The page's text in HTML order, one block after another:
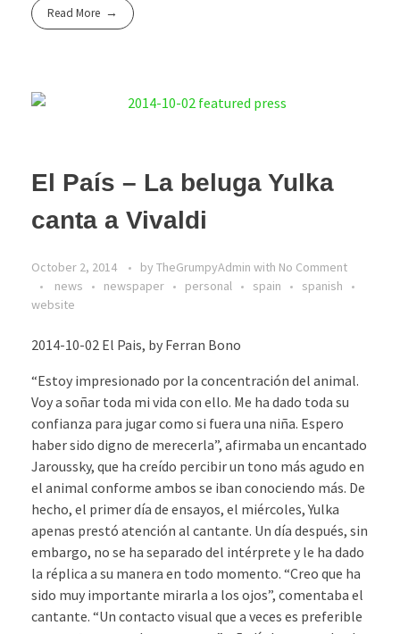
Read More
El País – La beluga Yulka
canta a Vivaldi
October 2, 2014 by TheGrumpyAdmin with No Comment
news
newspaper personal spain
spanish
website
2014-10-02 El Pais, by Ferran Bono
“Estoy impresionado por la concentración del animal.
Voy a soñar toda mi vida con ello. Me ha dado toda su
confianza para jugar como si fuera una niña. Espero
haber sido digno de merecerla”, afirmaba un encantado
Jaroussky, que ha creído percibir un tono más agudo en
el animal conforme ambos se iban conociendo más. De
hecho, el primer día de ensayos, el miércoles, Yulka
apenas prestó atención al cantante. Un día después, sin
embargo, no se ha separado del intérprete y le ha dado
la réplica a su manera en todo momento. “Creo que ha
sido muy importante mirarla a los ojos”, comentaba el
cantante. “Un contacto visual que a veces es preferible